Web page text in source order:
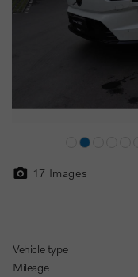
17 Images
Vehicle type
Mileage